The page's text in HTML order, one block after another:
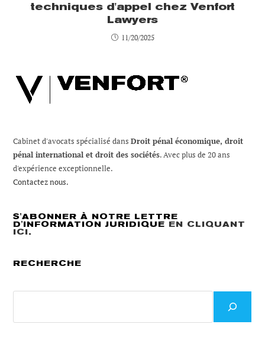
techniques d'appel chez Venfort
Lawyers
11/20/2025
Cabinet d'avocats spécialisé dansDroit pénal économique, droit
pénal international et droit des sociétés. Avec plus de 20 ans
d'expérience exceptionnelle.
Contactez nous.
S'ABONNER À NOTRE LETTRE
D'INFORMATION JURIDIQUE EN CLIQUANT
ICI.
RECHERCHE